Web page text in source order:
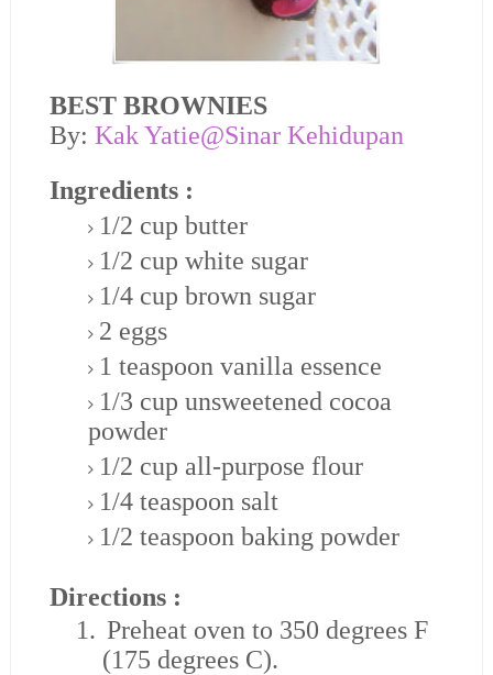
BEST BROWNIES
By: Kak Yatie@Sinar Kehidupan
Ingredients :
1/2 cup butter
1/2 cup white sugar
1/4 cup brown sugar
2 eggs
1 teaspoon vanilla essence
1/3 cup unsweetened cocoa
powder
1/2 cup all-purpose flour
1/4 teaspoon salt
1/2 teaspoon baking powder
Directions :
1. Preheat oven to 350 degrees F
(175 degrees C).